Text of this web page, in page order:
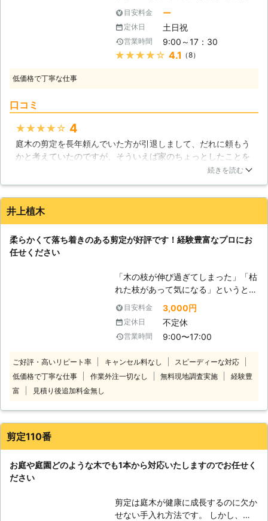
人のお客様に、様々なサービスを提供
しております。その中で、剪定・伐採
をお客様の代わりに行います。特に剪
定に対して「難しい」と感じるお客様
が大勢いらっしゃいます。確かに、剪
な方法で剪定を行います。これまで、
数多くの住宅で剪定を行ってきたの
で、これからご依頼されるお客様もご
満足いただけると信じております。
【リピーターのお客様もいらっしゃい
らっしゃいます。それだけ、私達を頼
りにしてくださるということ。大きな
後も定期的に剪定を依頼してくださっ
たら、こんなに嬉しいことはございま
せん。 さらに、私達は任意で保険の
方も掛けさせております。事故がない
よう、徹底して剪定を行います。ただ
し、万が一という場合もございますの
す。 どうぞ、「アットハンド」まで
全てお任せください！
目安料金 ー
定休日 土日祝
営業時間 9:00～17：30
★★★★★ 4.1 （8）
低価格で丁寧な仕事
口コミ
★★★★★ 4
庭木の剪定を長年頼んでいた方が引退しまして、だれに頼もう
かと考えていたのですが、そういえば家のちょっとしたことを
手伝ってもらったことのある便利屋さんに庭の専門の人がいる
ん。庭木の専門の資格を持っているので人気があるんですね。
いろいろとよく知っているので、もう安心してお任せしまし
ど、こんなに頼もしい人ができたので安心しています。
続きを読む
井上植木
柔らかくて落ち着きのある剪定が好評です！経験豊富なプロにお
任せください
「木の枝が伸び過ぎてしまった」「枯
れた枝があって気になる」というと
き、剪定で庭木を整えたいですよね。
そんなときは井上植木にご依頼くださ
い！ 東京の植木屋・造園屋に16年以
上勤務しており、個人邸から公共施設
まで培ってきたノウハウで、お客様の
大切な庭木を丁寧に剪定します。 庭
生する原因になってしまいます。定期
ら対応できるので、お気軽にお問い合
わせくださいませ。
目安料金 3,000円
定休日 不定休
営業時間 9:00〜17:00
ご好評・高いリピート率 キャンセル料なし
スピーディーな対応
低価格で丁寧な仕事
作業外注一切なし 無料現地調査実施
経験豊
富
見積り後追加料金無し
剪定110番
お庭や庭園どのような木でも1本から対応いたしますのでお任せく
ださい
剪定は庭木が健康に成長するのに欠か
せない手入れ方法です。 しかし、自